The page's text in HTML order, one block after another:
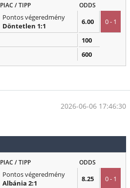
PIAC / TIPP ODDS
Pontos végeredmény
Döntetlen 1:1
6.00 0 - 1
100
600
2026-06-06 17:46:30
PIAC / TIPP ODDS
Pontos végeredmény
Albánia 2:1
8.25 0 - 1